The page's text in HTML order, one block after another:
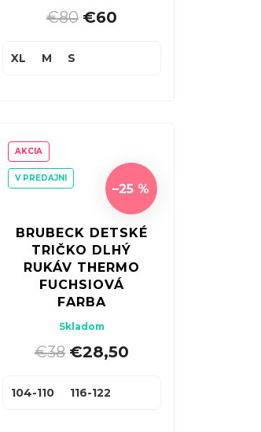
€80| €60
XL M S
AKCIA
V PREDAJNI
–25 %
BRUBECK DETSKÉ
TRIČKO DLHÝ
RUKÁV THERMO
FUCHSIOVÁ
FARBA
Skladom
€38| €28,50
104-110 116-122